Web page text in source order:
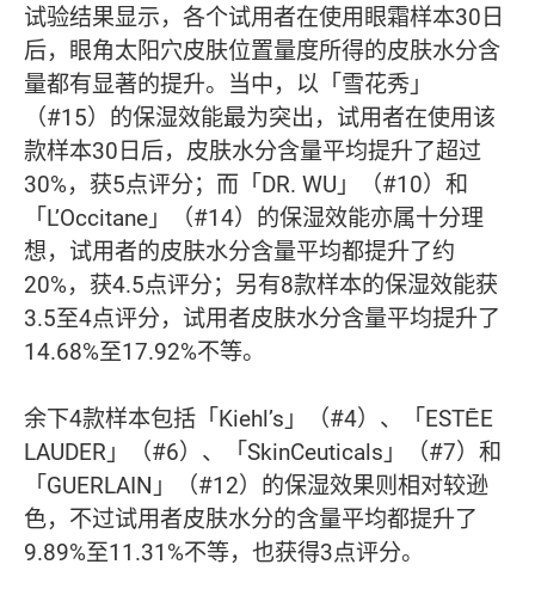
试验结果显示，各个试用者在使用眼霜样本30日
后，眼角太阳穴皮肤位置量度所得的皮肤水分含
量都有显著的提升。当中，以「雪花秀」
（#15）的保湿效能最为突出，试用者在使用该
款样本30日后，皮肤水分含量平均提升了超过
30%，获5点评分；而「DR. WU」（#10）和
「L’Occitane」（#14）的保湿效能亦属十分理
想，试用者的皮肤水分含量平均都提升了约
20%，获4.5点评分；另有8款样本的保湿效能获
3.5至4点评分，试用者皮肤水分含量平均提升了
14.68%至17.92%不等。
余下4款样本包括「Kiehl’s」（#4）、「ESTĒE
LAUDER」（#6）、「SkinCeuticals」（#7）和
「GUERLAIN」（#12）的保湿效果则相对较逊
色，不过试用者皮肤水分的含量平均都提升了
9.89%至11.31%不等，也获得3点评分。